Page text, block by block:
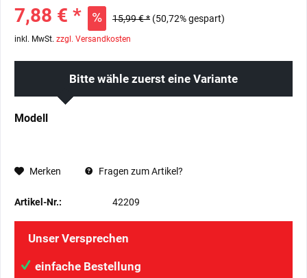
7,88 € * 15,99 € * (50,72% gespart)
inkl. MwSt. zzgl. Versandkosten
Bitte wähle zuerst eine Variante
Modell
Merken Fragen zum Artikel?
Artikel-Nr.: 42209
Unser Versprechen
einfache Bestellung